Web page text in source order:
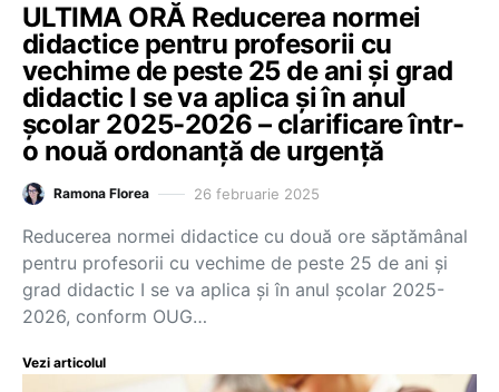
ULTIMA ORĂ Reducerea normei
didactice pentru profesorii cu
vechime de peste 25 de ani și grad
didactic I se va aplica și în anul
școlar 2025-2026 – clarificare într-
o nouă ordonanță de urgență
Ramona Florea 26 februarie 2025
Reducerea normei didactice cu două ore săptămânal
pentru profesorii cu vechime de peste 25 de ani și
grad didactic I se va aplica și în anul școlar 2025-
2026, conform OUG…
Vezi articolul